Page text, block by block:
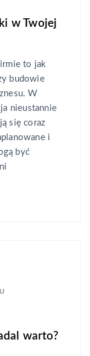
w Twojej
to jak
budowie
W
nieustannie
się coraz
i
być
warto?